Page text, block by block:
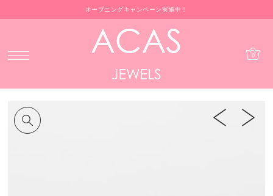
オープニングキャンペーン実施中！
0